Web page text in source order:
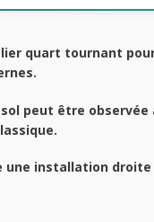
quart tournant
peut être observée
une installation